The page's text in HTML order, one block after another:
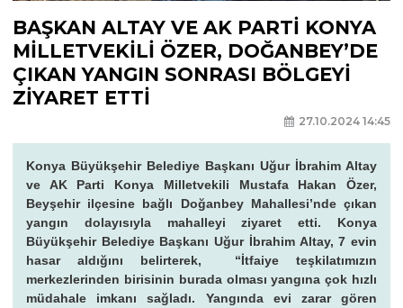
BAŞKAN ALTAY VE AK PARTİ KONYA
MİLLETVEKİLİ ÖZER, DOĞANBEY’DE
ÇIKAN YANGIN SONRASI BÖLGEYİ
ZİYARET ETTİ
27.10.2024 14:45
Konya Büyükşehir Belediye Başkanı Uğur İbrahim Altay
ve AK Parti Konya Milletvekili Mustafa Hakan Özer,
Beyşehir ilçesine bağlı Doğanbey Mahallesi’nde çıkan
yangın dolayısıyla mahalleyi ziyaret etti. Konya
Büyükşehir Belediye Başkanı Uğur İbrahim Altay, 7 evin
hasar aldığını belirterek, “İtfaiye teşkilatımızın
merkezlerinden birisinin burada olması yangına çok hızlı
müdahale imkanı sağladı. Yangında evi zarar gören